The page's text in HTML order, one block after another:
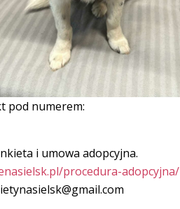
pod numerem:
i umowa adopcyjna.
procedura-adopcyjna/